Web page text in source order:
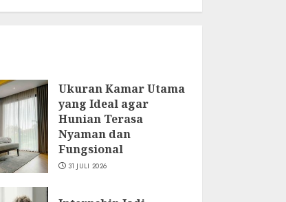
Ukuran Kamar Utama
yang Ideal agar
Hunian Terasa
Nyaman dan
Fungsional
31 JULI 2026